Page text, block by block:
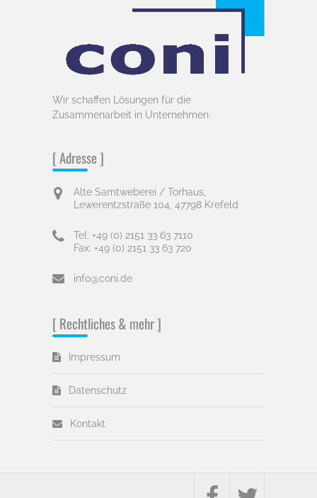
Wir schaffen Lösungen für die
Zusammenarbeit in Unternehmen.
[ Adresse ]
Alte Samtweberei / Torhaus,
Lewerentzstraße 104, 47798 Krefeld
Tel: +49 (0) 2151 33 63 7110
Fax: +49 (0) 2151 33 63 720
info@coni.de
[ Rechtliches & mehr ]
Impressum
Datenschutz
Kontakt